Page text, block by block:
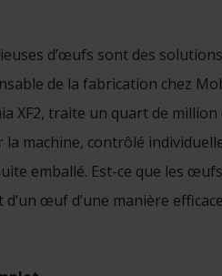
d’œufs sont des
de la fabrication chez
XF2, traite un quart de
machine, contrôlé
emballé. Est-ce que les
œuf d’une manière